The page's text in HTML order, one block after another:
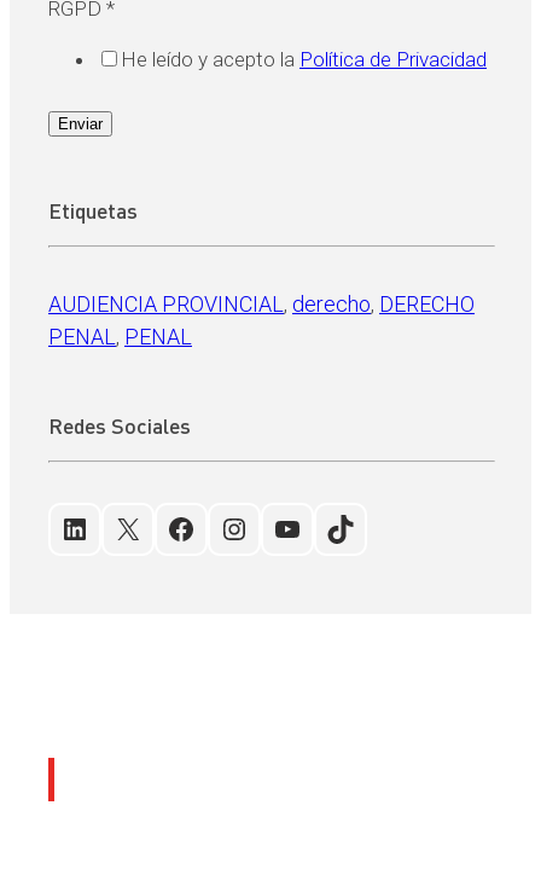
RGPD *
He leído y acepto la Política de Privacidad
Enviar
Etiquetas
AUDIENCIA PROVINCIAL , derecho, DERECHO
PENAL , PENAL
Redes Sociales
LinkedIn
X Facebook
Instagram
YouTube
TikTok